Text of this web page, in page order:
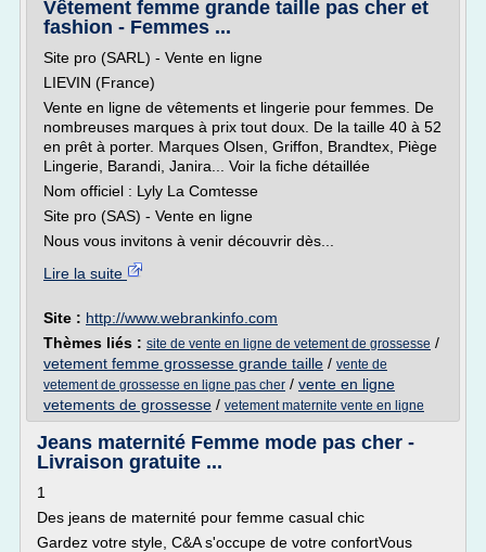
Vêtement femme grande taille pas cher et
fashion - Femmes ...
Site pro (SARL) - Vente en ligne
LIEVIN (France)
Vente en ligne de vêtements et lingerie pour femmes. De
nombreuses marques à prix tout doux. De la taille 40 à 52
en prêt à porter. Marques Olsen, Griffon, Brandtex, Piège
Lingerie, Barandi, Janira... Voir la fiche détaillée
Nom officiel : Lyly La Comtesse
Site pro (SAS) - Vente en ligne
Nous vous invitons à venir découvrir dès...
Lire la suite
Site : http://www.webrankinfo.com
Thèmes liés : site de vente en ligne de vetement de grossesse /
vetement femme grossesse grande taille / vente de
vetement de grossesse en ligne pas cher / vente en ligne
vetements de grossesse / vetement maternite vente en ligne
Jeans maternité Femme mode pas cher -
Livraison gratuite ...
1
Des jeans de maternité pour femme casual chic
Gardez votre style, C&A s'occupe de votre confortVous